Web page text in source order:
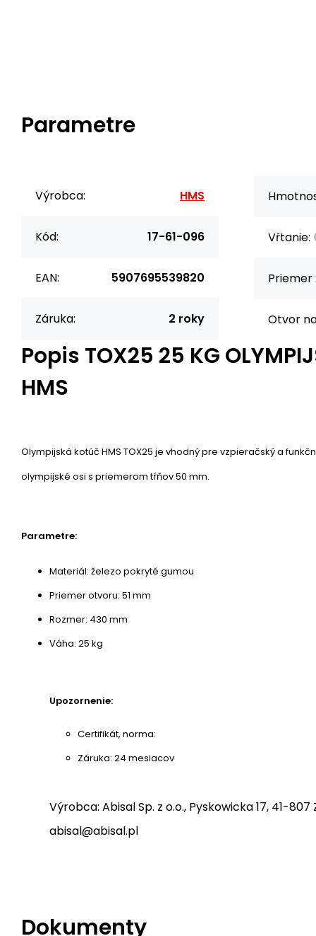
Parametre
Výrobca: HMS
Kód: 17-61-096
EAN: 5907695539820
Záruka: 2 roky
Vŕtanie:
Priemer
Otvor
Popis TOX25 25 KG
HMS
Olympijská kotúč HMS TOX25 je vhodný pre vzpieračský a
olympijské osi s priemerom tŕňov 50 mm.
Parametre:
Materiál: železo pokryté gumou
Priemer otvoru: 51 mm
Rozmer: 430 mm
Váha: 25 kg
Upozornenie:
Certifikát, norma:
Záruka: 24 mesiacov
Výrobca: Abisal Sp. z o.o., Pyskowicka 17, 41-807
abisal@abisal.pl
Dokumenty